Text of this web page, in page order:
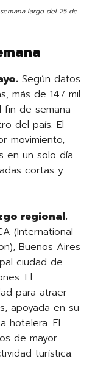
largo del 25 de
Según datos
más de 147 mil
fin de semana
del país. El
movimiento,
en un solo día.
cortas y
regional.
(International
Buenos Aires
ciudad de
El
para atraer
apoyada en su
hotelera. El
de mayor
turística.